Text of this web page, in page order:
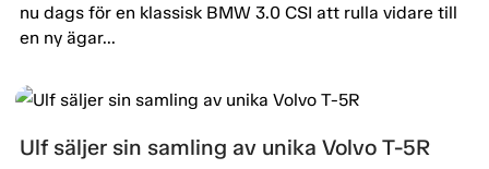
nu dags för en klassisk BMW 3.0 CSI att rulla vidare till
en ny ägar...
Ulf säljer sin samling av unika Volvo T-5R